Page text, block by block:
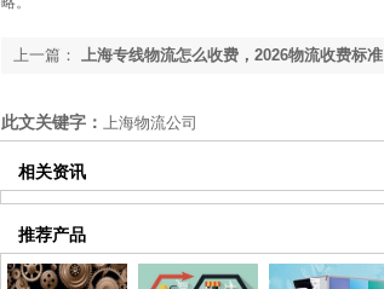
上一篇： 上海专线物流怎么收费，2026物流收费标准
此文关键字： 上海物流公司
相关资讯
推荐产品